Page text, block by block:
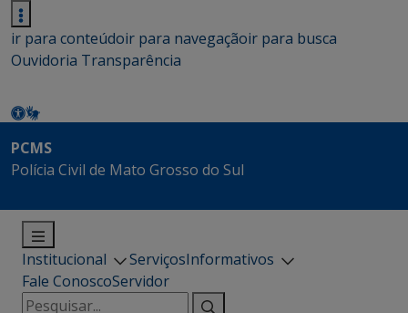
ir para conteúdoir para navegaçãoir para busca
Ouvidoria Transparência
PCMS
Polícia Civil de Mato Grosso do Sul
Institucional ServiçosInformativos
Fale ConoscoServidor
Pesquisar